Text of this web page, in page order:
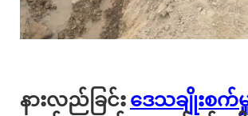
နားလည်ခြင်းဒေသချိုးစက်